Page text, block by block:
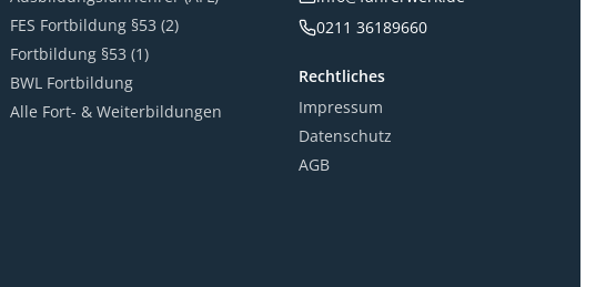
FES Fortbildung §53 (2)
Fortbildung §53 (1)
BWL Fortbildung
Alle Fort- & Weiterbildungen
0211 36189660
Rechtliches
Impressum
Datenschutz
AGB